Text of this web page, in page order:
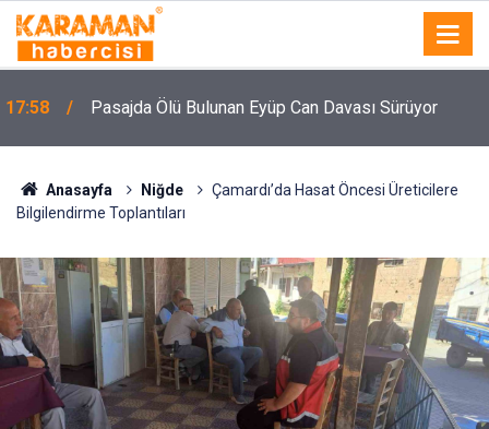
17:58 Pasajda Ölü Bulunan Eyüp Can Davası Sürüyor
Anasayfa Niğde
Çamardı’da Hasat Öncesi Üreticilere
Bilgilendirme Toplantıları